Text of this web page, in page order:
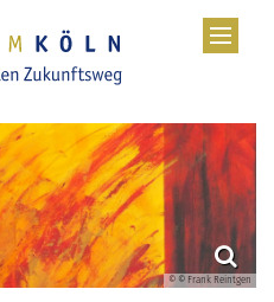
© © Frank Reintgen